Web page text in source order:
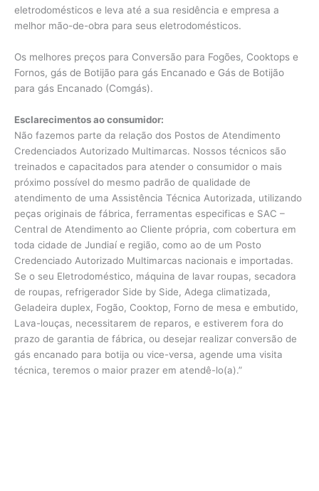
eletrodomésticos e leva até a sua residência e empresa a
melhor mão-de-obra para seus eletrodomésticos.
Os melhores preços para Conversão para Fogões, Cooktops e
Fornos, gás de Botijão para gás Encanado e Gás de Botijão
para gás Encanado (Comgás).
Esclarecimentos ao consumidor:
Não fazemos parte da relação dos Postos de Atendimento
Credenciados Autorizado Multimarcas. Nossos técnicos são
treinados e capacitados para atender o consumidor o mais
próximo possível do mesmo padrão de qualidade de
atendimento de uma Assistência Técnica Autorizada, utilizando
peças originais de fábrica, ferramentas especificas e SAC –
Central de Atendimento ao Cliente própria, com cobertura em
toda cidade de Jundiaí e região, como ao de um Posto
Credenciado Autorizado Multimarcas nacionais e importadas.
Se o seu Eletrodoméstico, máquina de lavar roupas, secadora
de roupas, refrigerador Side by Side, Adega climatizada,
Geladeira duplex, Fogão, Cooktop, Forno de mesa e embutido,
Lava-louças, necessitarem de reparos, e estiverem fora do
prazo de garantia de fábrica, ou desejar realizar conversão de
gás encanado para botija ou vice-versa, agende uma visita
técnica, teremos o maior prazer em atendê-lo(a).”